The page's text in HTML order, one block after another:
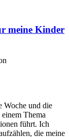
meine Kinder
Woche und die
Thema
führt. Ich
die meine